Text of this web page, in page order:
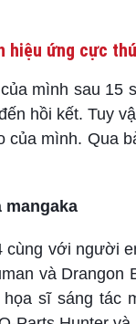
hiệu ứng cực
mình sau 15
hồi kết. Tuy
mình. Qua
với người
và
sĩ sáng tác